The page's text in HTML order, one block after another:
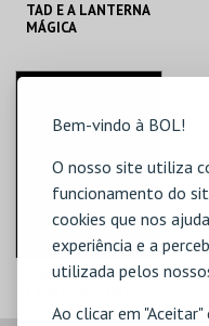
Bem-vindo à BOL!
O nosso site utiliza
funcionamento do
cookies que nos
experiência e a
utilizada pelos
Ao clicar em
TAD E A LANTERNA
MÁGICA
CINE-TEATRO DE
COMPRAR
SANTO ANTÓNIO, O
LISBOA